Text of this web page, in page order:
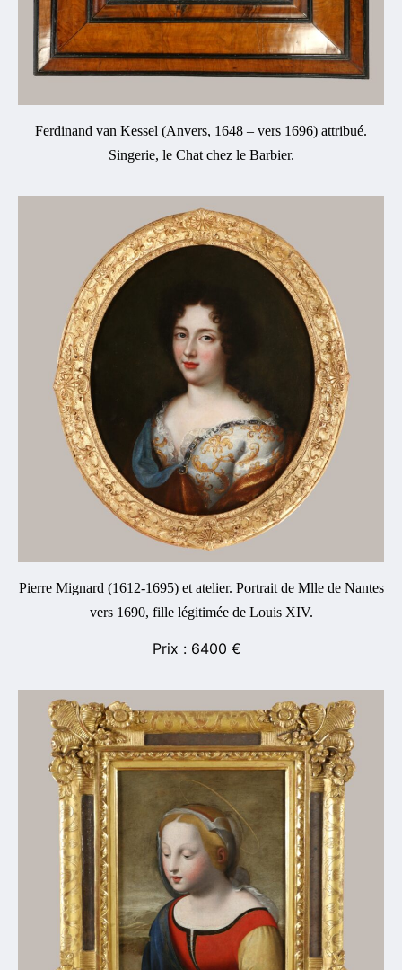
Ferdinand van Kessel (Anvers, 1648 – vers 1696) attribué.
Singerie, le Chat chez le Barbier.
Pierre Mignard (1612-1695) et atelier. Portrait de Mlle de Nantes
vers 1690, fille légitimée de Louis XIV.
6400 €